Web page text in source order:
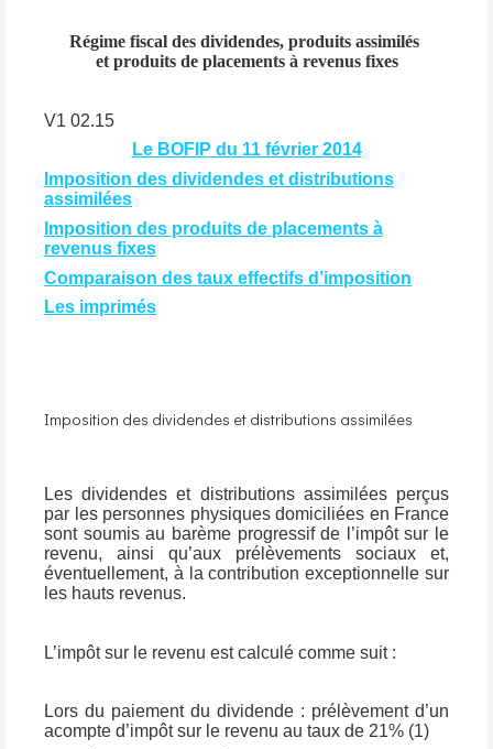
Régime fiscal des dividendes, produits assimilés
et produits de placements à revenus fixes
V1 02.15
Le BOFIP du 11 février 2014
Imposition des dividendes et distributions
assimilées
Imposition des produits de placements à
revenus fixes
Comparaison des taux effectifs d’imposition
Les imprimés
Imposition des dividendes et distributions assimilées
Les dividendes et distributions assimilées perçus
par les personnes physiques domiciliées en France
sont soumis au barème progressif de l’impôt sur le
revenu, ainsi qu’aux prélèvements sociaux et,
éventuellement, à la contribution exceptionnelle sur
les hauts revenus.
L’impôt sur le revenu est calculé comme suit :
Lors du paiement du dividende : prélèvement d’un
acompte d’impôt sur le revenu au taux de 21% (1)